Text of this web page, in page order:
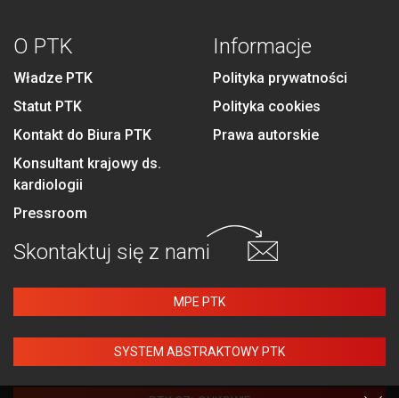
O PTK
Władze PTK
Statut PTK
Kontakt do Biura PTK
Konsultant krajowy ds.
kardiologii
Pressroom
Informacje
Polityka prywatności
Polityka cookies
Prawa autorskie
Skontaktuj się z nami
MPE PTK
SYSTEM ABSTRAKTOWY PTK